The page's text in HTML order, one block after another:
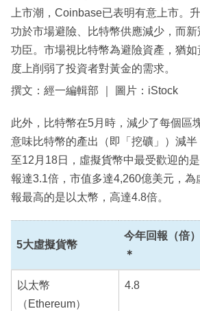
上市潮，Coinbase已表明有意上市。
功於市場避險、比特幣供應減少，而
功臣。市場視比特幣為避險資產，猶
度上削弱了投資者對黃金的需求。
撰文：經一編輯部 ｜ 圖片：iStock
此外，比特幣在5月時，減少了每個區
意味比特幣的產出（即「挖礦」）減
至12月18日，虛擬貨幣中最受歡迎的
報達3.1倍，市值多達4,260億美元，為
報最高的是以太幣，高達4.8倍。
5大虛擬貨幣
今年回報（倍）
＊
以太幣
（Ethereum）
4.8